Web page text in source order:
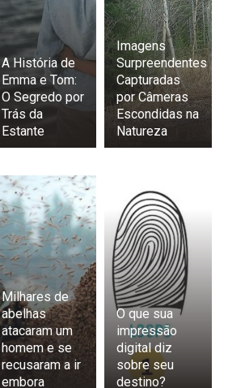
A História de
Emma e Tom:
O Segredo por
Trás da
Estante
Imagens
Surpreendentes
Capturadas
por Câmeras
Escondidas na
Natureza
Milhares de
abelhas
atacaram um
homem e se
recusaram a ir
embora
O que sua
impressão
digital diz
sobre seu
destino?